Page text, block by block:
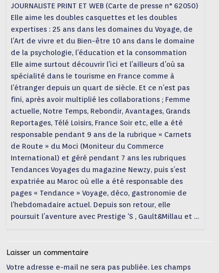
JOURNALISTE PRINT ET WEB (Carte de presse n° 62050)
Elle aime les doubles casquettes et les doubles
expertises : 25 ans dans les domaines du Voyage, de
l’Art de vivre et du Bien-être 10 ans dans le domaine
de la psychologie, l’éducation et la consommation
Elle aime surtout découvrir l’ici et l’ailleurs d’où sa
spécialité dans le tourisme en France comme à
l’étranger depuis un quart de siècle. Et ce n’est pas
fini, après avoir multiplié les collaborations ; Femme
actuelle, Notre Temps, Rebondir, Avantages, Grands
Reportages, Télé Loisirs, France Soir etc, elle a été
responsable pendant 9 ans de la rubrique « Carnets
de Route » du Moci (Moniteur du Commerce
International) et géré pendant 7 ans les rubriques
Tendances Voyages du magazine Newzy, puis s’est
expatriée au Maroc où elle a été responsable des
pages « Tendance » Voyage, déco, gastronomie de
l’hebdomadaire actuel. Depuis son retour, elle
poursuit l’aventure avec Prestige ‘S , Gault&Millau et …
Laisser un commentaire
Votre adresse e-mail ne sera pas publiée. Les champs